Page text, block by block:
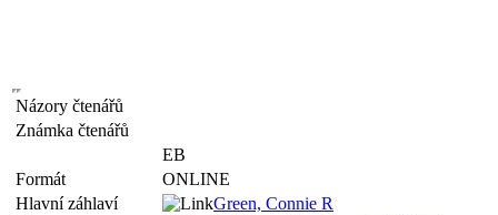
Názory čtenářů
Známka čtenářů
EB
Formát
ONLINE
Hlavní záhlaví
Green, Connie R